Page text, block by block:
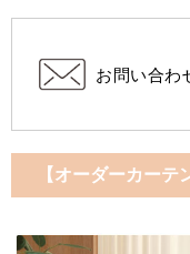
お問い合わ
【オーダーカーテ